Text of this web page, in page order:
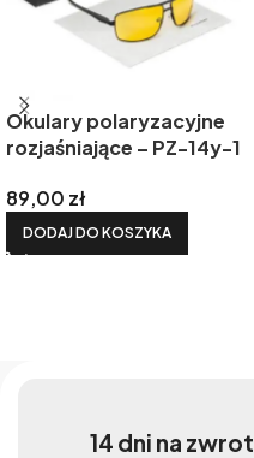
Okulary polaryzacyjne
rozjaśniające – PZ-14y-1
89,00 zł
DODAJ DO KOSZYKA
14 dni na zwrot